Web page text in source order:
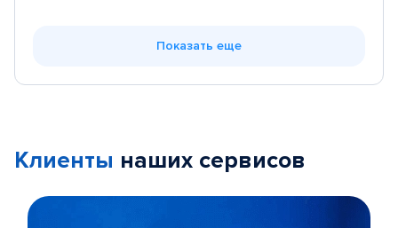
Показать еще
Клиенты наших сервисов